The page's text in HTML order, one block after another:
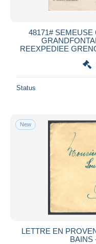
48171# SEMEUSE
REEXPEDIEE
Status
New
LETTRE EN
BAINS